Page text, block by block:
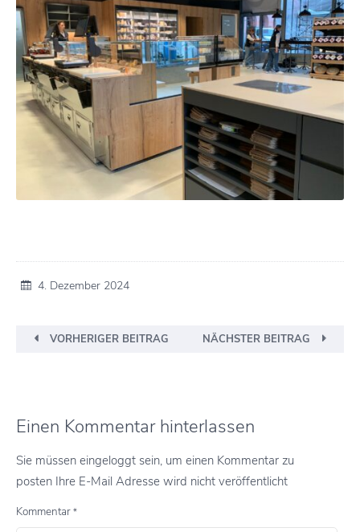
4. Dezember 2024
VORHERIGER BEITRAG NÄCHSTER BEITRAG
Einen Kommentar hinterlassen
Sie müssen eingeloggt sein, um einen Kommentar zu
posten Ihre E-Mail Adresse wird nicht veröffentlicht
Kommentar *